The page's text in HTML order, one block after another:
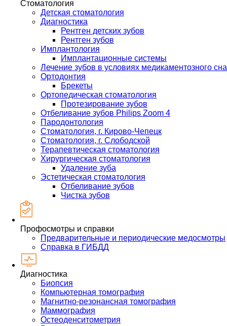
Стоматология
Детская стоматология
Диагностика
Рентген детских зубов
Рентген зубов
Имплантология
Имплантационные системы
Лечение зубов в условиях медикаментозного сна
Ортодонтия
Брекеты
Ортопедическая стоматология
Протезирование зубов
Отбеливание зубов Philips Zoom 4
Пародонтология
Стоматология, г. Кирово-Чепецк
Стоматология, г. Слободской
Терапевтическая стоматология
Хирургическая стоматология
Удаление зуба
Эстетическая стоматология
Отбеливание зубов
Чистка зубов
Профосмотры и справки
Предварительные и периодические медосмотры
Справка в ГИБДД
Диагностика
Биопсия
Компьютерная томография
Магнитно-резонансная томография
Маммография
Остеоденситометрия